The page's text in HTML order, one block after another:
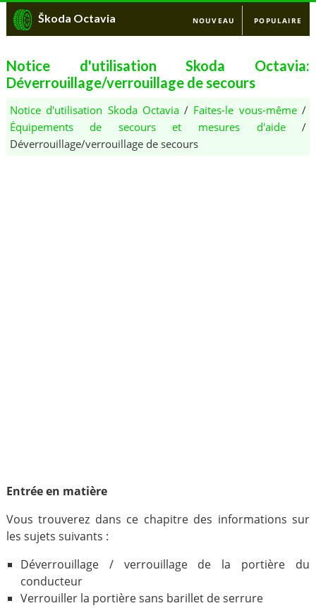
Škoda Octavia NOUVEAU POPULAIRE
Notice d'utilisation Skoda Octavia:
Déverrouillage/verrouillage de secours
Notice d'utilisation Skoda Octavia/ Faites-le vous-même/
Équipements de secours et mesures d'aide/
Déverrouillage/verrouillage de secours
Entrée en matière
Vous trouverez dans ce chapitre des informations sur
les sujets suivants :
Déverrouillage / verrouillage de la portière du
conducteur
Verrouiller la portière sans barillet de serrure